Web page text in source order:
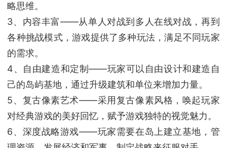
略思维。
3、内容丰富——从单人对战到多人在线对战，再到
各种挑战模式，游戏提供了多种玩法，满足不同玩家
的需求。
4、自由建造和定制——玩家可以自由设计和建造自
己的岛屿基地，通过升级建筑和单位来增加力量。
5、复古像素艺术——采用复古像素风格，唤起玩家
对经典游戏的美好回忆，赋予游戏独特的视觉魅力。
6、深度战略游戏——玩家需要在岛上建立基地，管